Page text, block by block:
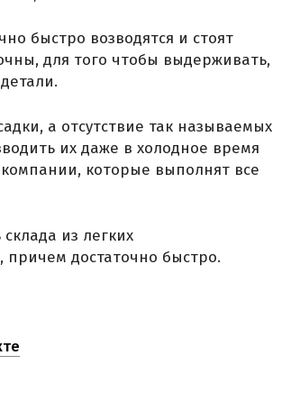
быстро возводятся и стоят
для того чтобы выдерживать,
а отсутствие так называемых
их даже в холодное время
которые выполнят все
из легких
достаточно быстро.